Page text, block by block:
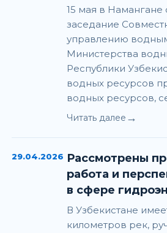
15 мая в Намангане
заседание
управлению
Министерства
Республики
водных ресурсов
водных ресурсов,
Читать далее →
29.04.2026 Рассмотрены
работа и
в сфере
В Узбекистане
километров рек,